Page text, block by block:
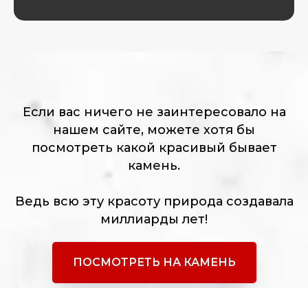
Если вас ничего не заинтересовало на
нашем сайте, можете хотя бы
посмотреть какой красивый бывает
камень.
Ведь всю эту красоту природа создавала
миллиарды лет!
ПОСМОТРЕТЬ НА КАМЕНЬ